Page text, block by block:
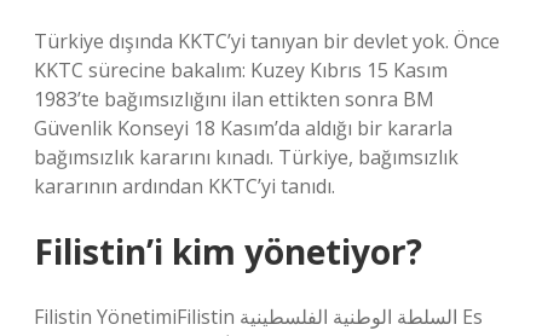
Türkiye dışında KKTC’yi tanıyan bir devlet yok. Önce
KKTC sürecine bakalım: Kuzey Kıbrıs 15 Kasım
1983’te bağımsızlığını ilan ettikten sonra BM
Güvenlik Konseyi 18 Kasım’da aldığı bir kararla
bağımsızlık kararını kınadı. Türkiye, bağımsızlık
kararının ardından KKTC’yi tanıdı.
Filistin’i kim yönetiyor?
Filistin YönetimiFilistin السلطة الوطنية الفلسطينية Es